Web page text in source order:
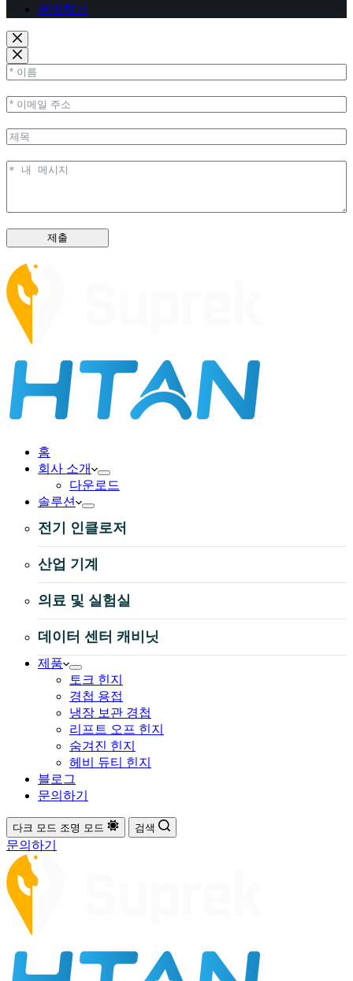
문의하기
제출
홈
회사 소개
다운로드
솔루션
전기 인클로저
산업 기계
의료 및 실험실
데이터 센터 캐비닛
제품
토크 힌지
경첩 용접
냉장 보관 경첩
리프트 오프 힌지
숨겨진 힌지
헤비 듀티 힌지
블로그
문의하기
다크 모드 조명 모드 검색
문의하기